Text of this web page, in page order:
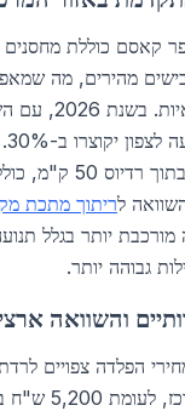
קאסם כוללת מחסנים
מהירים, מה
מהירה של
משלוחים חינם בתוך
לריתוך מתכת
יותר בגלל
גבוהה יותר.
והשוואה
ש"ח בצפון. ספקי